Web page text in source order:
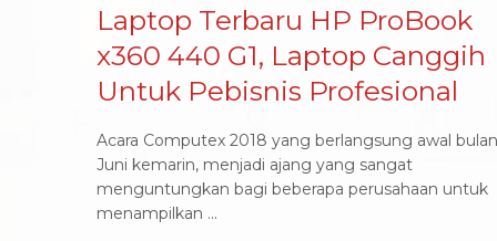
Laptop Terbaru HP ProBook
x360 440 G1, Laptop Canggih
Untuk Pebisnis Profesional
Acara Computex 2018 yang berlangsung awal bulan
Juni kemarin, menjadi ajang yang sangat
menguntungkan bagi beberapa perusahaan untuk
menampilkan ...